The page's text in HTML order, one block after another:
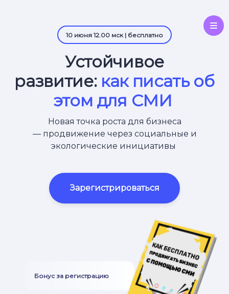
10 июня 12.00 мск | бесплатно
Устойчивое
развитие: как писать об
этом для СМИ
Новая точка роста для бизнеса
— продвижение через социальные и
экологические инициативы
Зарегистрироваться
Бонус за регистрацию